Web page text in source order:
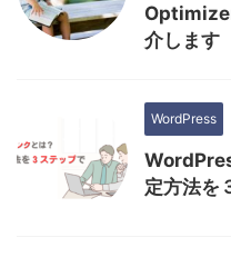
介します
WordPress
定方法を